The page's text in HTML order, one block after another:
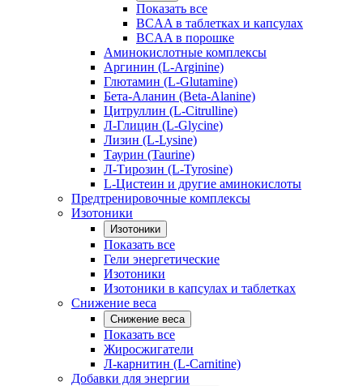
Показать все
BCAA в таблетках и капсулах
BCAA в порошке
Аминокислотные комплексы
Аргинин (L-Arginine)
Глютамин (L-Glutamine)
Бета-Аланин (Beta-Alanine)
Цитруллин (L-Citrulline)
Л-Глицин (L-Glycine)
Лизин (L-Lysine)
Таурин (Taurine)
Л-Тирозин (L-Tyrosine)
L-Цистеин и другие аминокислоты
Предтренировочные комплексы
Изотоники
Изотоники
Показать все
Гели энергетические
Изотоники
Изотоники в капсулах и таблетках
Снижение веса
Снижение веса
Показать все
Жиросжигатели
Л-карнитин (L-Carnitine)
Добавки для энергии